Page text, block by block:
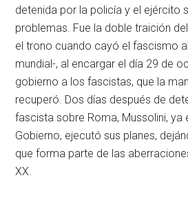
detenida por la policía y el ejército
problemas. Fue la doble traición
el trono cuando cayó el fascismo
mundial-, al encargar el día 29 de
gobierno a los fascistas, que la
recuperó. Dos días después de
fascista sobre Roma, Mussolini,
Gobierno, ejecutó sus planes,
que forma parte de las
XX.